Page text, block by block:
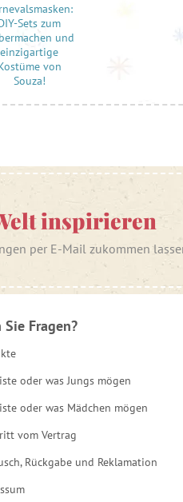
Sets zum
und
einzigartige
von
Souza!
inspirieren
per E-Mail zukommen
Sie Fragen?
oder was Jungs mögen
oder was Mädchen mögen
vom Vertrag
Rückgabe und Reklamation